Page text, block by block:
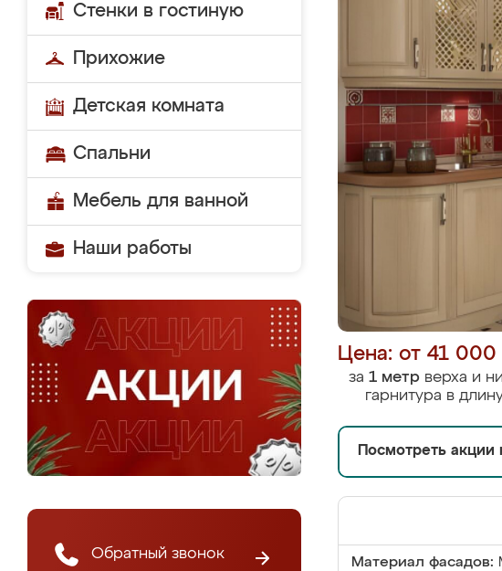
Стенки в гостиную
Прихожие
Детская комната
Спальни
Мебель для ванной
Наши работы
Обратный звонок
Цена: от 41 000
за 1 метр верха и
гарнитура в
Посмотреть
Материал фасадов: